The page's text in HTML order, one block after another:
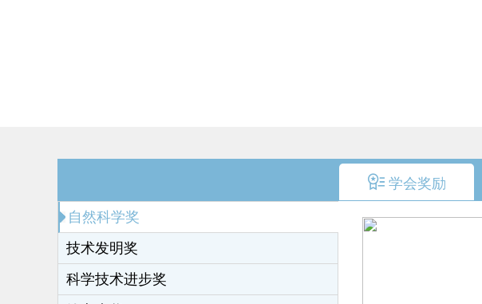
学会奖励
自然科学奖
技术发明奖
科学技术进步奖